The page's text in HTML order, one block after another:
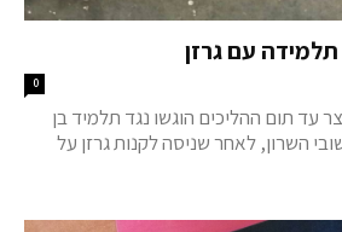
עם גרזן
0
עד תום ההליכים הוגשו נגד תלמיד בן
השרון, לאחר שניסה לקנות גרזן על